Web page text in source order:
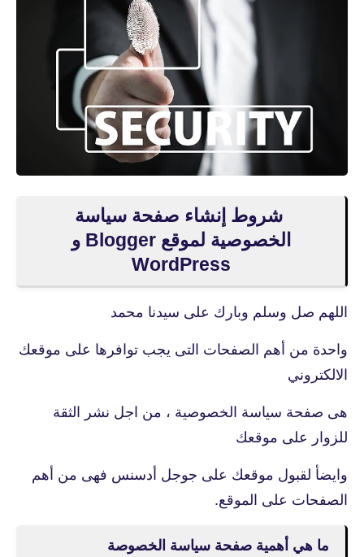
شروط إنشاء صفحة سياسة
الخصوصية لموقع Blogger و
اللهم صل وسلم وبارك على سيدنا محمد
واحدة من أهم الصفحات التى يجب توافرها على موقعك
الالكتروني
هى صفحة سياسة الخصوصية ، من اجل نشر الثقة
للزوار على موقعك
وايضأ لقبول موقعك على جوجل أدسنس فهى من أهم
الصفحات على الموقع.
ما هي أهمية صفحة سياسة الخصوصة